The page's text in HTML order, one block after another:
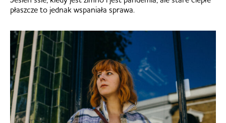
płaszcze to jednak wspaniała sprawa.